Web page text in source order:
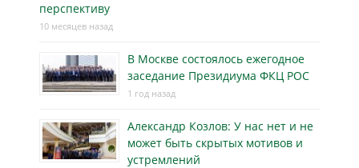
перспективу
10 месяцев назад
В Москве состоялось ежегодное
заседание Президиума ФКЦ РОС
1 год назад
Александр Козлов: У нас нет и не
может быть скрытых мотивов и
устремлений